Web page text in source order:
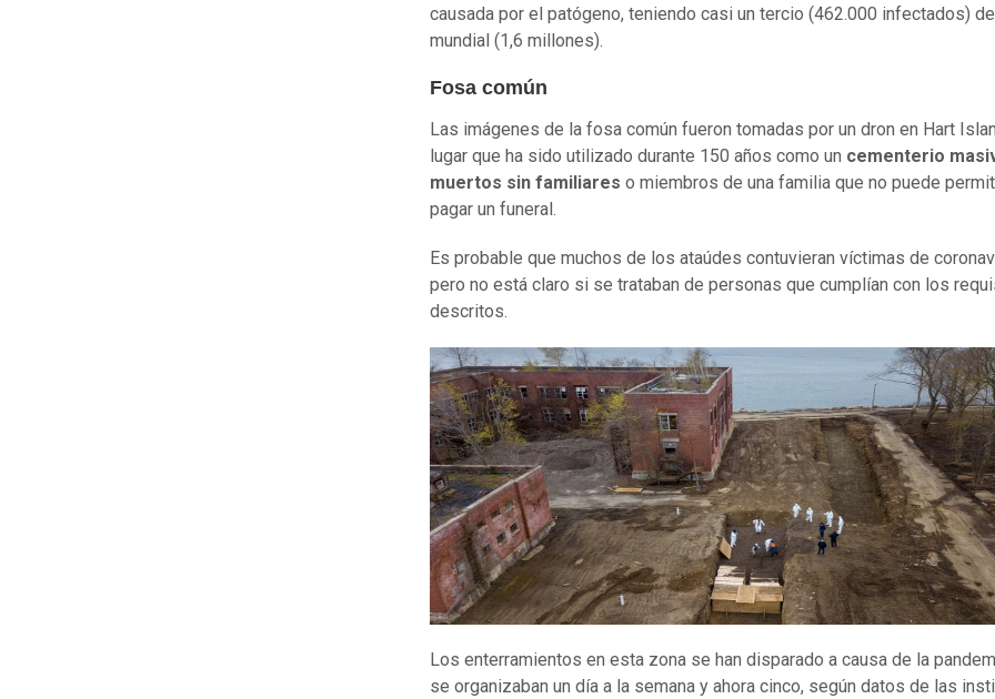
causada por el patógeno, teniendo casi un tercio (462.000 infectados)
mundial (1,6 millones).
Fosa común
Las imágenes de la fosa común fueron tomadas por un dron en Hart
lugar que ha sido utilizado durante 150 años como un cementerio
muertos sin familiares o miembros de una familia que no puede
pagar un funeral.
Es probable que muchos de los ataúdes contuvieran víctimas de
pero no está claro si se trataban de personas que cumplían con los
descritos.
Los enterramientos en esta zona se han disparado a causa de la
se organizaban un día a la semana y ahora cinco, según datos de las